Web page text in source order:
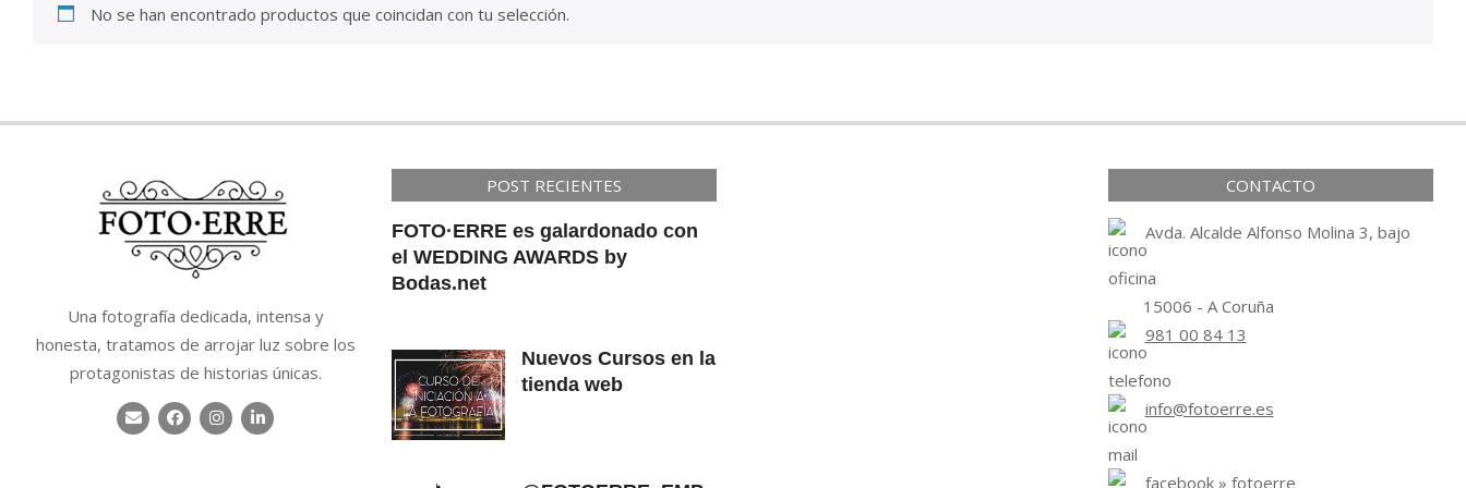
No se han encontrado productos que coincidan con tu selección.
Una fotografía dedicada, intensa y
honesta, tratamos de arrojar luz sobre los
protagonistas de historias únicas.
POST RECIENTES
FOTO·ERRE es galardonado con
el WEDDING AWARDS by
Bodas.net
Nuevos Cursos en la
tienda web
CONTACTO
Avda. Alcalde Alfonso Molina 3, bajo
15006 - A Coruña
981 00 84 13
info@fotoerre.es
facebook » fotoerre